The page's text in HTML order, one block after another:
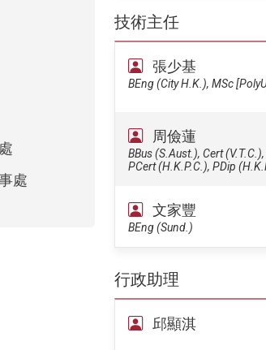
處
技術主任
張少基
BEng (City H.K.), MSc
周儉蓮
BBus (S.Aust.), Cert
PCert (H.K.P.C.), PDip
文家豐
BEng (Sund.)
行政助理
邱顯淇